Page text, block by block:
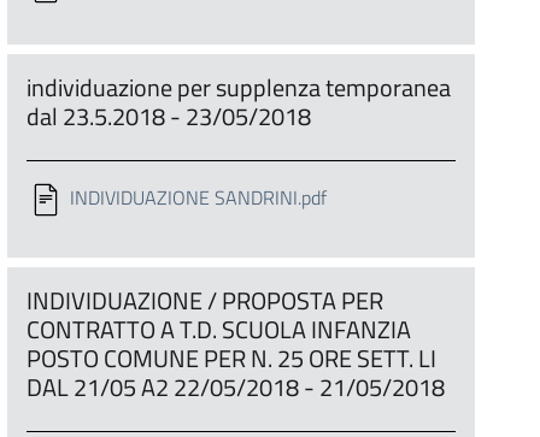
individuazione per supplenza temporanea
dal 23.5.2018 - 23/05/2018
INDIVIDUAZIONE SANDRINI.pdf
INDIVIDUAZIONE / PROPOSTA PER
CONTRATTO A T.D. SCUOLA INFANZIA
POSTO COMUNE PER N. 25 ORE SETT. LI
DAL 21/05 A2 22/05/2018 - 21/05/2018